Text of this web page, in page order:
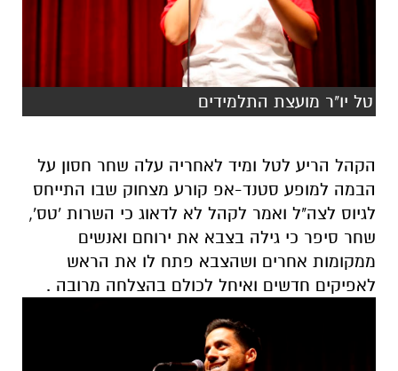
טל יו"ר מועצת התלמידים
הקהל הריע לטל ומיד לאחריה עלה שחר חסון על
הבמה למופע סטנד-אפ קורע מצחוק שבו התייחס
לגיוס לצה"ל ואמר לקהל לא לדאוג כי השרות 'טס',
שחר סיפר כי גילה בצבא את ירוחם ואנשים
ממקומות אחרים ושהצבא פתח לו את הראש
לאפיקים חדשים ואיחל לכולם בהצלחה מרובה .